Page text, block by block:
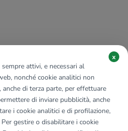
attivi, e necessari al
nonché cookie analitici non
di terza parte, per effettuare
di inviare pubblicità, anche
i cookie analitici e di profilazione,
Per gestire o disabilitare i cookie
x